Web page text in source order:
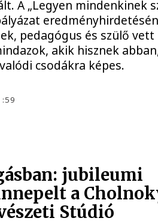
A „Legyen mindenkinek
pedagógus és szülő vett
akik hisznek
csodákra képes.
jubileumi
a
Stúdió